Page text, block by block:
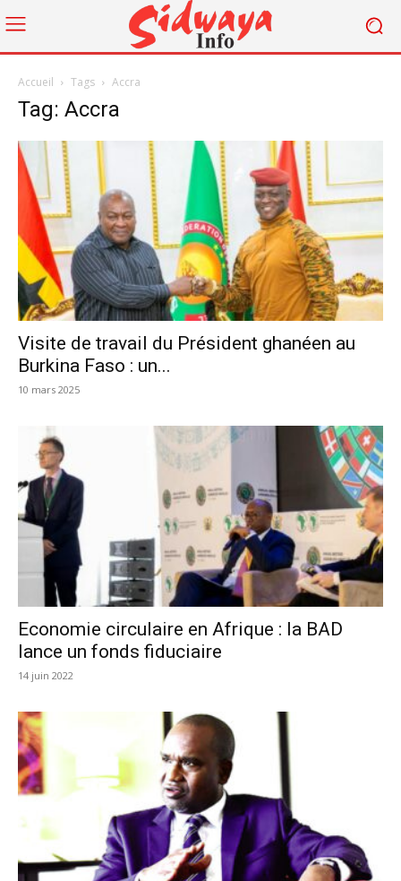
Accueil Tags Accra
Tag: Accra
Visite de travail du Président ghanéen au
Burkina Faso : un...
10 mars 2025
Economie circulaire en Afrique : la BAD
lance un fonds fiduciaire
14 juin 2022